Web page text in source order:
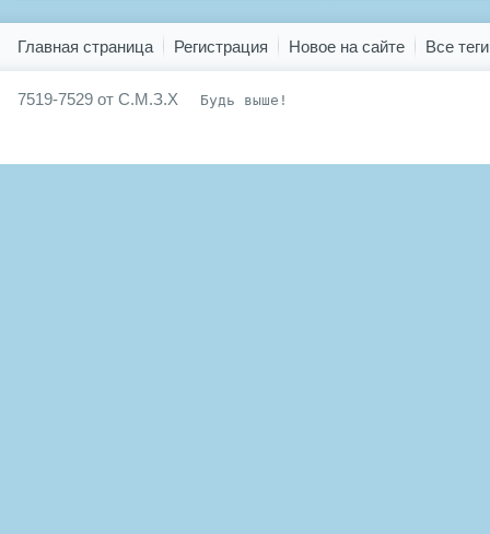
Главная страница Регистрация Новое на сайте Все теги
7519-7529 от С.М.З.Х Будь выше!